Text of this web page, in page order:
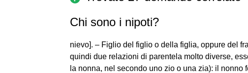
Chi sono i nipoti?
nievo]. – Figlio del figlio o della figlia, oppure del
quindi due relazioni di parentela molto diverse,
la nonna, nel secondo uno zio o una zia): il